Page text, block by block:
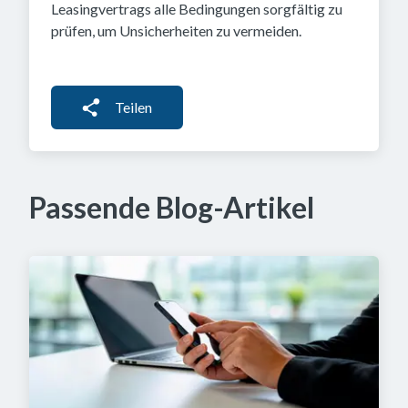
Leasingvertrags alle Bedingungen sorgfältig zu
prüfen, um Unsicherheiten zu vermeiden.
Teilen
Passende Blog-Artikel